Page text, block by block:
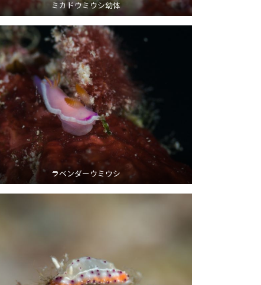
ミカドウミウシ幼体
ラベンダーウミウシ